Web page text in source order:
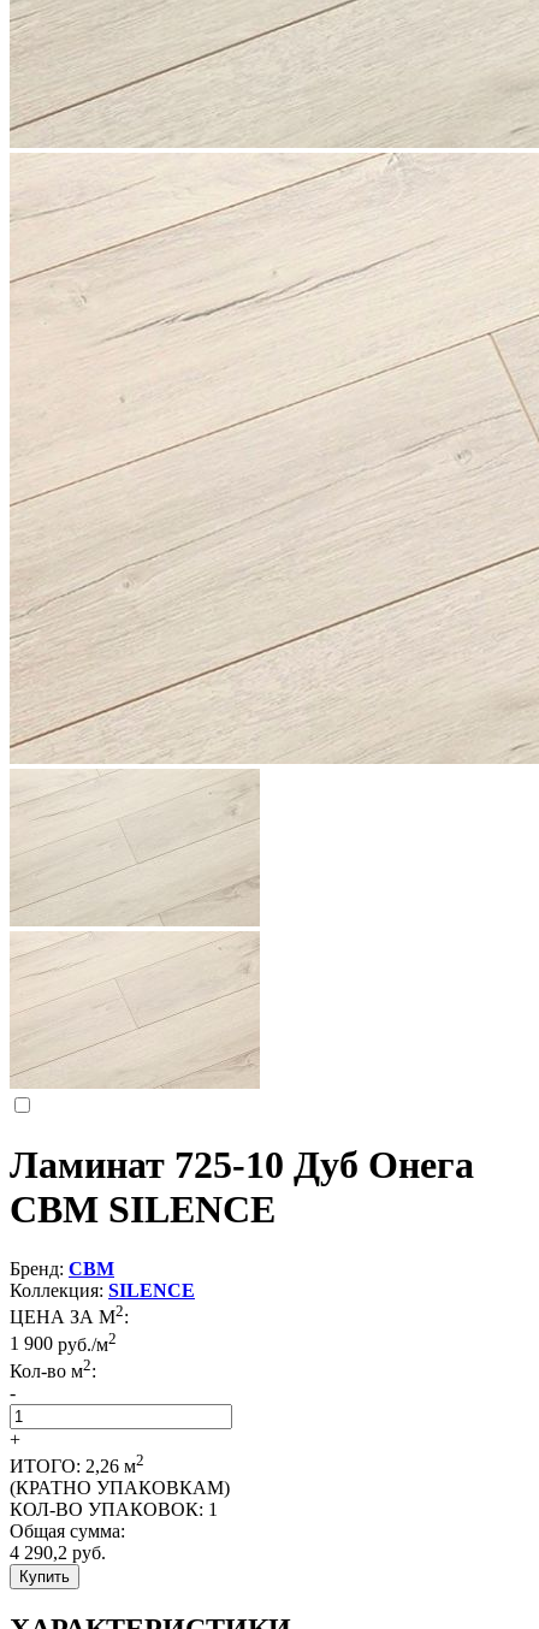
Ламинат 725-10 Дуб Онега
CBM SILENCE
Бренд: CBM
Коллекция: SILENCE
ЦЕНА ЗА М2:
1 900 руб./м2
Кол-во м2:
-
+
ИТОГО: 2,26 м2
(КРАТНО УПАКОВКАМ)
КОЛ-ВО УПАКОВОК: 1
Общая сумма:
4 290,2 руб.
Купить